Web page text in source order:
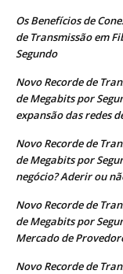
Os Benefícios de
de Transmissão em
Segundo
Novo Recorde de
de Megabits por
expansão das redes
Novo Recorde de
de Megabits por
negócio? Aderir ou
Novo Recorde de
de Megabits por
Mercado de
Novo Recorde de